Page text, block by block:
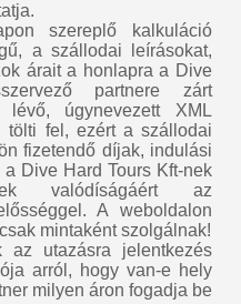
szereplő kalkuláció
a szállodai leírásokat,
árait a honlapra a Dive
partnere zárt
lévő, úgynevezett XML
tölti fel, ezért a szállodai
fizetendő díjak, indulási
Dive Hard Tours Kft-nek
valódíságáért az
A weboldalon
mintaként szolgálnak!
utazásra jelentkezés
arról, hogy van-e hely
milyen áron fogadja be